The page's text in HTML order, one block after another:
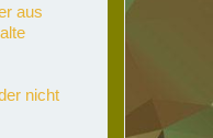
aus
nicht